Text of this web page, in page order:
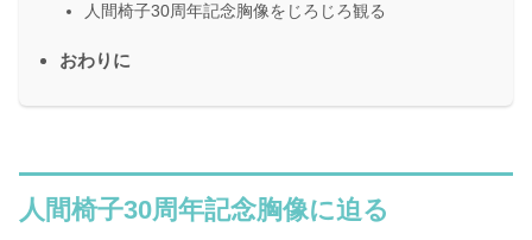
人間椅子30周年記念胸像をじろじろ観る
おわりに
人間椅子30周年記念胸像に迫る